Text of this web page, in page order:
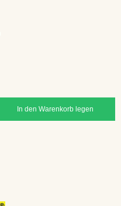
In den Warenkorb legen